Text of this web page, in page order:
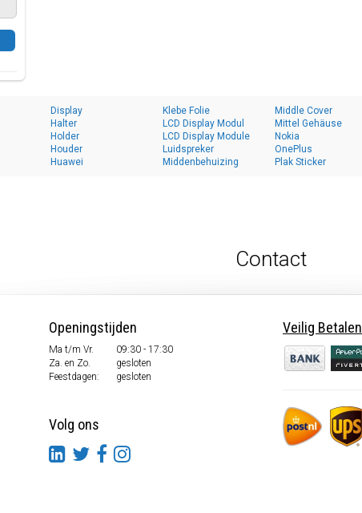
Display
Halter
Holder
Houder
Huawei
Klebe Folie
LCD Display Modul
LCD Display Module
Luidspreker
Middenbehuizing
Middle Cover
Mittel Gehäuse
Nokia
OnePlus
Plak Sticker
Contact
Openingstijden
Ma t/m Vr.
09:30 - 17:30
Za. en Zo.
gesloten
Feestdagen:
gesloten
Volg ons
Veilig Betalen